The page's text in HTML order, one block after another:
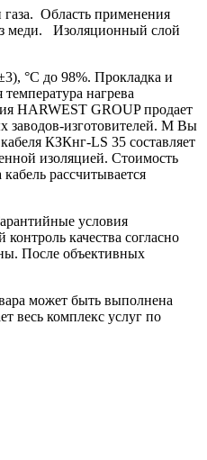
Область применения
меди. Изоляционный слой
°С до 98%. Прокладка и
нагрева
HARWEST GROUP продает
заводов-изготовителей. М Вы
КЗКнг-LS 35 составляет
изоляцией. Стоимость
рассчитывается
условия
качества согласно
После объективных
может быть выполнена
весь комплекс услуг по